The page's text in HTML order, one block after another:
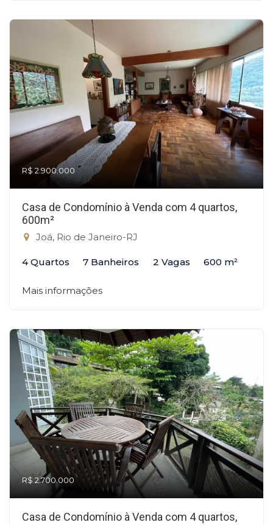
R$ 2.900.000
Casa de Condomínio à Venda com 4 quartos,
600m²
Joá, Rio de Janeiro-RJ
4 Quartos 7 Banheiros 2 Vagas 600 m²
Mais informações
R$ 2.700.000
Casa de Condomínio à Venda com 4 quartos,